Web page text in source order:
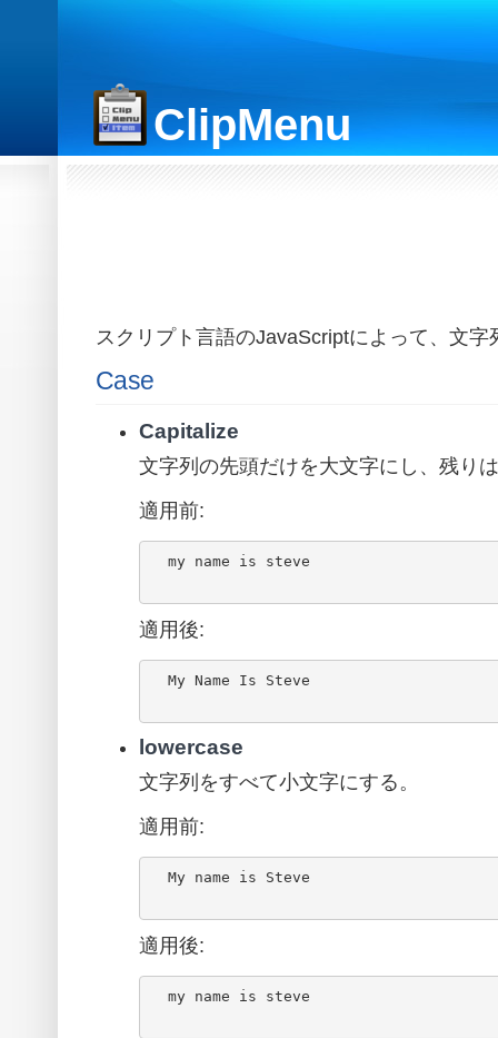
ClipMenu
スクリプト言語のJavaScriptによって、文字
Case
Capitalize
文字列の先頭だけを大文字にし、残り
適用前:
  my name is steve
適用後:
  My Name Is Steve
lowercase
文字列をすべて小文字にする。
適用前:
  My name is Steve
適用後:
  my name is steve